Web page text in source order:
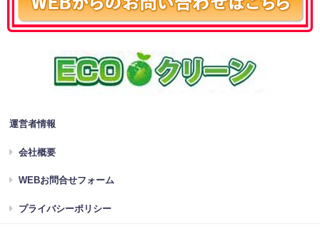
運営者情報
会社概要
WEBお問合せフォーム
プライバシーポリシー